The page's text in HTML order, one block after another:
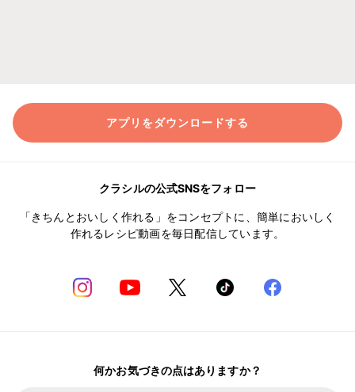
アプリをダウンロードする
クラシルの公式SNSをフォロー
「きちんとおいしく作れる」をコンセプトに、簡単においしく
作れるレシピ動画を毎日配信しています。
何かお気づきの点はありますか？